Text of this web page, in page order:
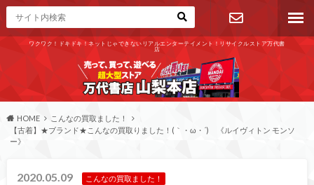
ワクワク！ドキドキ！ネットじゃできないリアルエンターテイメント！リサイクルストア万代書
店
お問い合わ
せ
HOME
こんなの買取ました！
【古着】★ブランド★こんなの買取りました！(｀・ω・´)ゞ《ルイヴィトン モンソ
ー》
2020.05.09 こんなの買取ました！